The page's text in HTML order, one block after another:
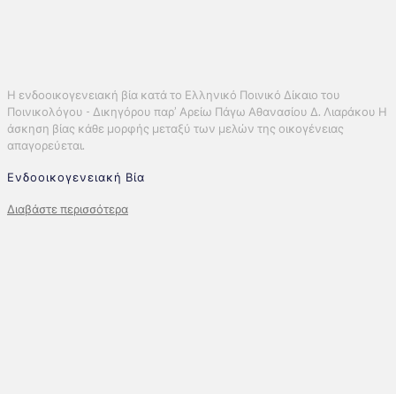
Η ενδοοικογενειακή βία κατά το Ελληνικό Ποινικό Δίκαιο του
Ποινικολόγου - Δικηγόρου παρ’ Αρείω Πάγω Αθανασίου Δ. Λιαράκου Η
άσκηση βίας κάθε μορφής μεταξύ των μελών της οικογένειας
απαγορεύεται.
Ενδοοικογενειακή Βία
Διαβάστε περισσότερα